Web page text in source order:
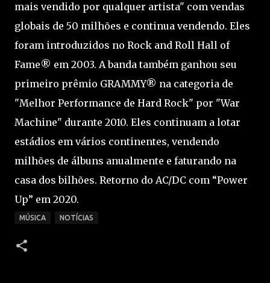
mais vendido por qualquer artista" com vendas
globais de 50 milhões e continua vendendo. Eles
foram introduzidos no Rock and Roll Hall of
Fame® em 2003. A banda também ganhou seu
primeiro prêmio GRAMMY® na categoria de
"Melhor Performance de Hard Rock" por "War
Machine" durante 2010. Eles continuam a lotar
estádios em vários continentes, vendendo
milhões de álbuns anualmente e faturando na
casa dos bilhões. Retorno do AC/DC com “Power
Up” em 2020.
MÚSICA NOTÍCIAS